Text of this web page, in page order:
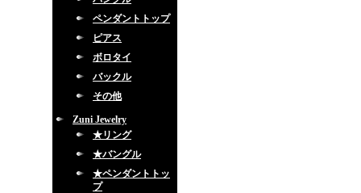
ペンダントトップ
ピアス
ボロタイ
バックル
その他
Zuni Jewelry
★リング
★バングル
★ペンダントトッ
プ